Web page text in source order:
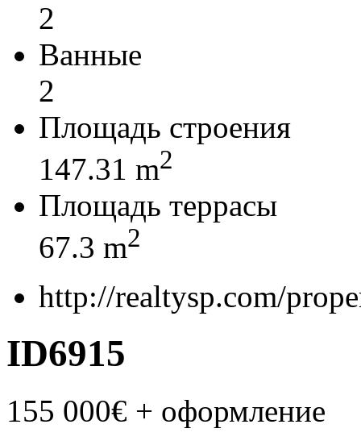
2
Ванные
2
Площадь строения
147.31 m2
Площадь террасы
67.3 m2
http://realtysp.com/
ID6915
155 000€ + оформление